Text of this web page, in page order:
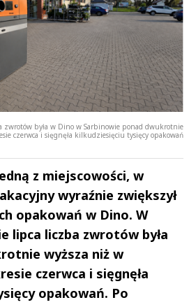
zwrotów była w Dino w Sarbinowie ponad dwukrotnie
czerwca i sięgnęła kilkudziesięciu tysięcy opakowań
z miejscowości, w
wyraźnie zwiększył
opakowań w Dino. W
lipca liczba zwrotów była
wyższa niż w
czerwca i sięgnęła
opakowań. Po